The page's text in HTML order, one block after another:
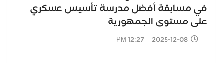
في مسابقة أفضل مدرسة تأسيس عسكري
على مستوى الجمهورية
2025-12-08 12:27 PM